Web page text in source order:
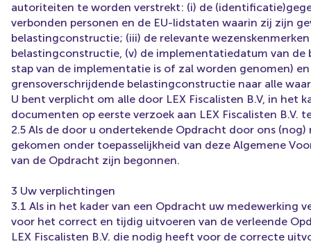
autoriteiten te worden verstrekt: (i) de
verbonden personen en de EU-lidstaten waarin zij zijn
belastingconstructie; (iii) de relevante
belastingconstructie, (v) de implementatiedatum van
stap van de implementatie is of zal worden genomen)
grensoverschrijdende belastingconstructie naar alle
U bent verplicht om alle door LEX Fiscalisten B.V, in
documenten op eerste verzoek aan LEX Fiscalisten B.V.
2.5 Als de door u ondertekende Opdracht door ons
gekomen onder toepasselijkheid van deze Algemene
van de Opdracht zijn begonnen.
3 Uw verplichtingen
3.1 Als in het kader van een Opdracht uw medewerking
voor het correct en tijdig uitvoeren van de verleende
LEX Fiscalisten B.V. die nodig heeft voor de correcte